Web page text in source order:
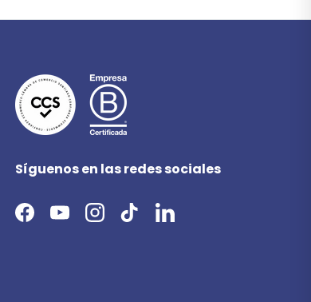
Síguenos en las redes sociales
Facebook
YouTubeInstagram
TikTokLinkedIn